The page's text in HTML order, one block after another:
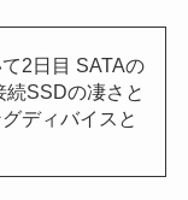
2日目 SATAの
SSDの凄さと
ディバイスと